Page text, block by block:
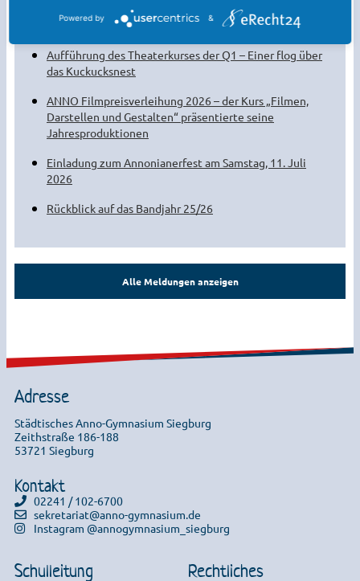
Willkommen am Anno! Der Kennenlernnachmittag
2026
Aufführung des Theaterkurses der Q1 – Einer flog über
das Kuckucksnest
ANNO Filmpreisverleihung 2026 – der Kurs „Filmen,
Darstellen und Gestalten“ präsentierte seine
Jahresproduktionen
Einladung zum Annonianerfest am Samstag, 11. Juli
2026
Rückblick auf das Bandjahr 25/26
Alle Meldungen anzeigen
Adresse
Städtisches Anno-Gymnasium Siegburg
Zeithstraße 186-188
53721 Siegburg
Kontakt
02241 / 102-6700
sekretariat@anno-gymnasium.de
Instagram @annogymnasium_siegburg
Schulleitung Rechtliches
Powered by &